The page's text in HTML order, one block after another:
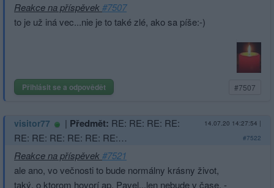
Reakce na příspěvek#7507
to je už iná vec...nie je to také zlé, ako sa píše:-)
Přihlásit se a odpovědět #7507
visitor77 | Předmět: RE: RE: RE: RE:
RE: RE: RE: RE: RE: RE:…
14.07.20 14:27:54 |
#7522
Reakce na příspěvek#7521
ale ano, vo večnosti to bude normálny krásny život,
taký, o ktorom hovorí ap. Pavel...len nebude v čase, -